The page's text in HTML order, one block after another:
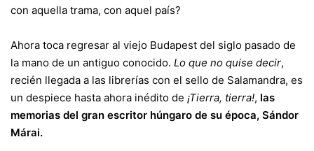
con aquella trama, con aquel país?
Ahora toca regresar al viejo Budapest del siglo pasado de
la mano de un antiguo conocido. Lo que no quise decir,
recién llegada a las librerías con el sello de Salamandra, es
un despiece hasta ahora inédito de ¡Tierra, tierra!, las
memorias del gran escritor húngaro de su época, Sándor
Márai.